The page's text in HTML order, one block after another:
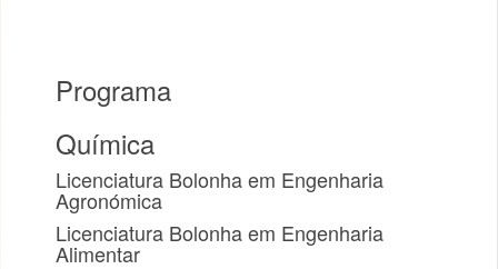
Programa
Química
Licenciatura Bolonha em Engenharia
Agronómica
Licenciatura Bolonha em Engenharia
Alimentar